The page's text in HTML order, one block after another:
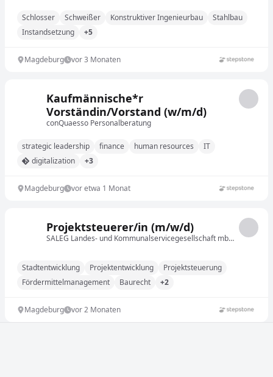
Schlosser Schweißer Konstruktiver Ingenieurbau
Stahlbau
Instandsetzung
+5
Magdeburg vor 3 Monaten
Kaufmännische*r
Vorständin/Vorstand (w/m/d)
conQuaesso Personalberatung
strategic leadership finance human resources
IT
digitalization
+3
Magdeburg vor etwa 1 Monat
Projektsteuerer/in (m/w/d)
SALEG Landes- und Kommunalservicegesellschaft mbH_2026-02-27-12:30:14.717
Stadtentwicklung Projektentwicklung
Projektsteuerung
Fördermittelmanagement
Baurecht +2
Magdeburg vor 2 Monaten